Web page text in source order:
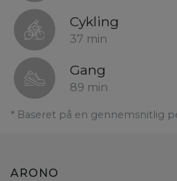
Cykling
37 min
Gang
89 min
* Baseret på en gennemsnitlig
ARONO